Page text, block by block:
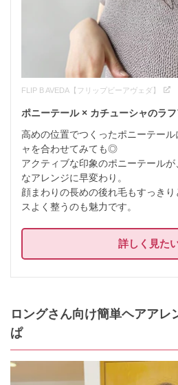
FLIP B AVEDA【フリップビーアヴェダ】
ポニーテール × カチューシャのラ
高めの位置でつくったポニーテー
ャを合わせてみても◎
アクティブな印象のポニーテール
なアレンジに早変わり。
顔まわりの長めの後れ毛もすっき
スよく整うのも魅力です。
詳しく見た
ロングさん向け簡単ヘアアレ
ぱ